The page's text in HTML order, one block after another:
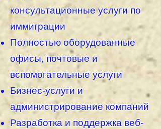
консультационные услуги по
иммиграции
Полностью оборудованные
офисы, почтовые и
вспомогательные услуги
Бизнес-услуги и
администрирование компаний
Разработкаи поддержка веб-